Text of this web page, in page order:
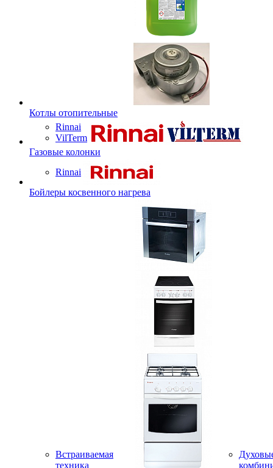
Котлы отопительные
Rinnai
VilTerm
Газовые колонки
Rinnai
Бойлеры косвенного нагрева
Встраиваемая
техника